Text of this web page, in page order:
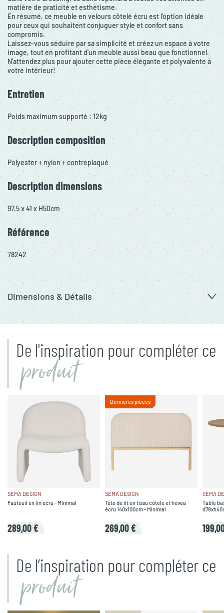
matière de praticité et esthétisme.
En résumé, ce meuble en velours côtelé écru est l'option idéale
pour ceux qui souhaitent conjuguer style et confort sans
compromis.
Laissez-vous séduire par sa simplicité et créez un espace à votre
image, tout en profitant d'un meuble aussi beau que fonctionnel.
N'attendez plus pour ajouter cette pièce élégante et polyvalente à
votre intérieur!
Entretien
Poids maximum supporté : 12kg
Description composition
Polyester + nylon + contreplaqué
Description dimensions
97.5 x 41 x H50cm
Référence
78242
Dimensions & Détails
De l'inspiration pour compléter ce
produit
SEMA DESIGN
Fauteuil en lin écru - Minimal
289,00 €
Dernières pièces
SEMA DESIGN
Tête de lit en tissu côtelé et hévéa
écru 140x100cm - Minimal
269,00 €
SEMA
Table
De l’inspiration pour compléter ce
produit